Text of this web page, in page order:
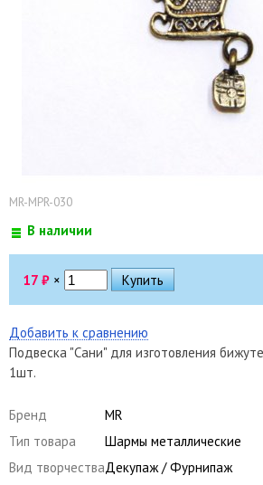
MR-MPR-030
В наличии
17 ₽ ×
Добавить к сравнению
Подвеска "Сани" для изготовления
1шт.
Бренд
MR
Тип товара
Шармы металлические
Вид творчестваДекупаж / Фурнипаж